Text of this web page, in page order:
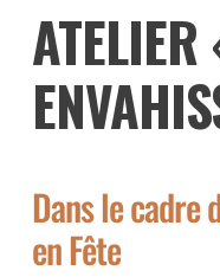
ATELIER
Dans le cadre
en Fête